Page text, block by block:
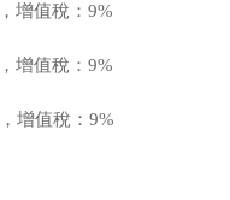
增值稅：9%
增值稅：9%
增值稅：9%